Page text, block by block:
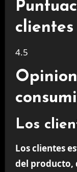
4.5
Los
Los clientes
del producto,